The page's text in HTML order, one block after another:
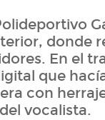
donde
En el
que
con
vocalista.